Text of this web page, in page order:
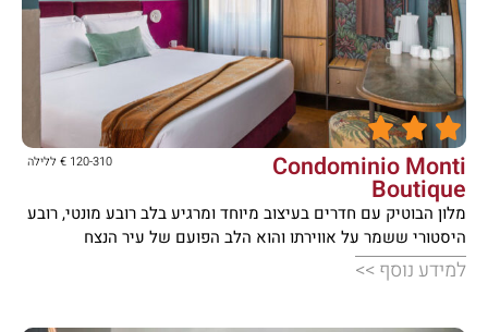





Condominio Monti
Boutique
120-310 € ללילה
מלון הבוטיק עם חדרים בעיצוב מיוחד ומרגיע בלב רובע מונטי, רובע
היסטורי ששמר על אווירתו והוא הלב הפועם של עיר הנצח
למידע נוסף >>